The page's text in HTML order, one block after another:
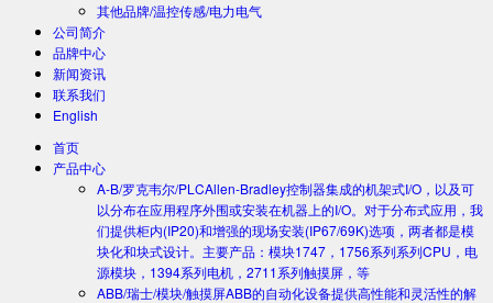
其他品牌/温控传感/电力电气
公司简介
品牌中心
新闻资讯
联系我们
English
首页
产品中心
A-B/罗克韦尔/PLCAllen-Bradley控制器集成的机架式I/O，以及可
以分布在应用程序外围或安装在机器上的I/O。对于分布式应用，我
们提供柜内(IP20)和增强的现场安装(IP67/69K)选项，两者都是模
块化和块式设计。主要产品：模块1747，1756系列系列CPU，电
源模块，1394系列电机，2711系列触摸屏，等
ABB/瑞士/模块/触摸屏ABB的自动化设备提供高性能和灵活性的解